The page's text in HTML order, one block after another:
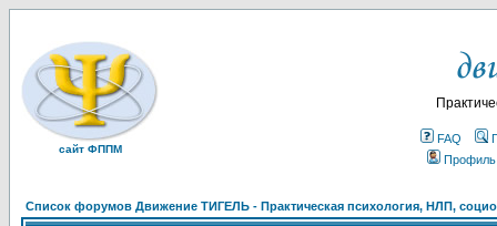
сайт ФППМ
FAQ
Профиль
Список форумов Движение ТИГЕЛЬ - Практическая психология, НЛП,